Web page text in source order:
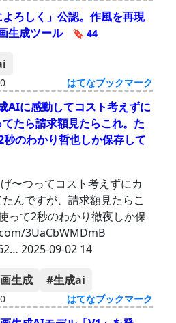
よろしく」公認。作風を再現
生成ツール
🔖 44
はてなブックマーク
AIに感動してコスト考えずに
たら請求額見たらこれ。た
のわかり哲也しか保存して
〜つってコスト考えずにカ
んですが、請求額見たらこ
って2秒のわかり徹夜しか保
3UaCbWMDmB
2025-09-02 14
生成 #生成ai
はてなブックマーク